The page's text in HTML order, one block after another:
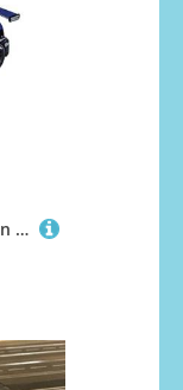
Carrera Lamborghini Huracán GT3 Evo2 'Paul Motorsport, No.